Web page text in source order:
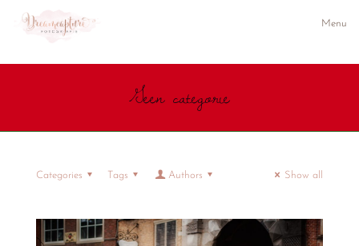
Menu
Geen categorie
Categories Tags Authors Show all